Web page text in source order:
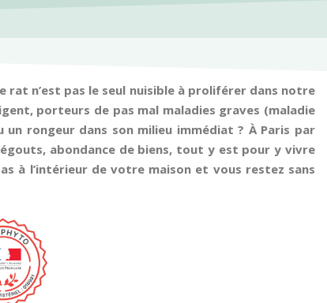
n’est pas le seul nuisible à proliférer dans notre
porteurs de pas mal maladies graves (maladie
rongeur dans son milieu immédiat ? À Paris par
abondance de biens, tout y est pour y vivre
à l’intérieur de votre maison et vous restez sans